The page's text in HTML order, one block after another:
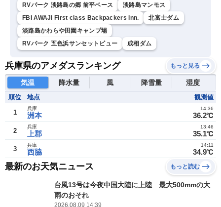
RVパーク 淡路島の郷 前平ベース
淡路島マンモス
FBI AWAJI First class Backpackers Inn.
北富士ダム
淡路島かわらや田園キャンプ場
RVパーク 五色浜サンセットビュー
成相ダム
兵庫県のアメダスランキング もっと見る
気温 降水量 風 降雪量 湿度
順位 地点 観測値
1 洲本
兵庫
36.2℃
14:36
2 上郡
兵庫
35.1℃
13:46
3 西脇
兵庫
34.9℃
14:11
最新のお天気ニュース もっと読む
台風13号は今夜中国大陸に上陸 最大500mmの大
雨のおそれ
2026.08.09 14:39